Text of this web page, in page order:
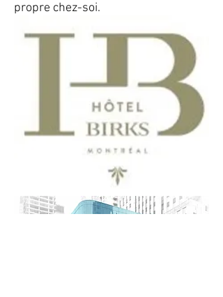
propre chez-soi.